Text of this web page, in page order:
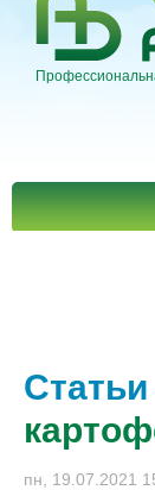
Главное
Статьи
пн, 19.07.2021